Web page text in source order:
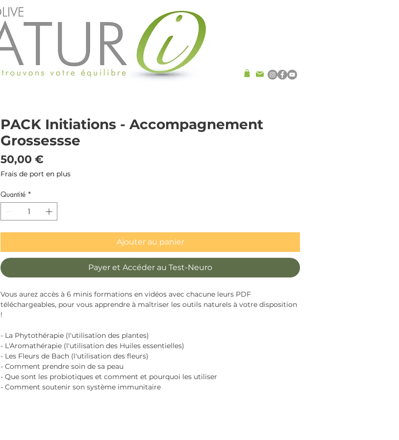
PACK Initiations - Accompagnement
Grossessse
50,00 €Prix
Frais de port en plus
Quantité *
Ajouter au panier
Payer et Accéder au Test-Neuro
Vous aurez accès à 6 minis formations en vidéos avec chacune leurs PDF
téléchargeables, pour vous apprendre à maîtriser les outils naturels à votre disposition
!
- La Phytothérapie (l'utilisation des plantes)
- L'Aromathérapie (l'utilisation des Huiles essentielles)
- Les Fleurs de Bach (l'utilisation des fleurs)
- Comment prendre soin de sa peau
- Que sont les probiotiques et comment et pourquoi les utiliser
- Comment soutenir son système immunitaire